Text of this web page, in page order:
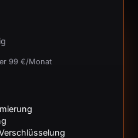
99 €/Monat